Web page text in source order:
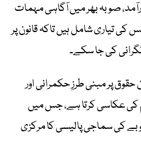
صوبہ بھر میں آگاہی مہمات
کی تیاری شامل ہیں تاکہ قانون پر
کی جا سکے۔
حقوق پر مبنی طرزِ حکمرانی اور
کی عکاسی کرتا ہے، جس میں
کی سماجی پالیسی کا مرکزی